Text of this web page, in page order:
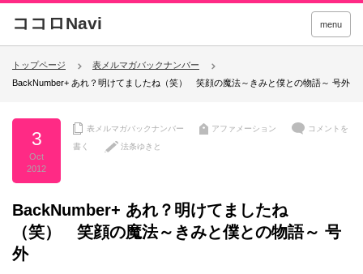
menu
トップページ
表メルマガバックナンバー
BackNumber+ あれ？明けてましたね（笑） 笑顔の魔法～きみと僕との物語～ 号外
3
Oct
2012
表メルマガバックナンバー アファメーション
コメントを
書く
法条ゆきと
BackNumber+ あれ？明けてましたね
（笑） 笑顔の魔法～きみと僕との物語～ 号
外